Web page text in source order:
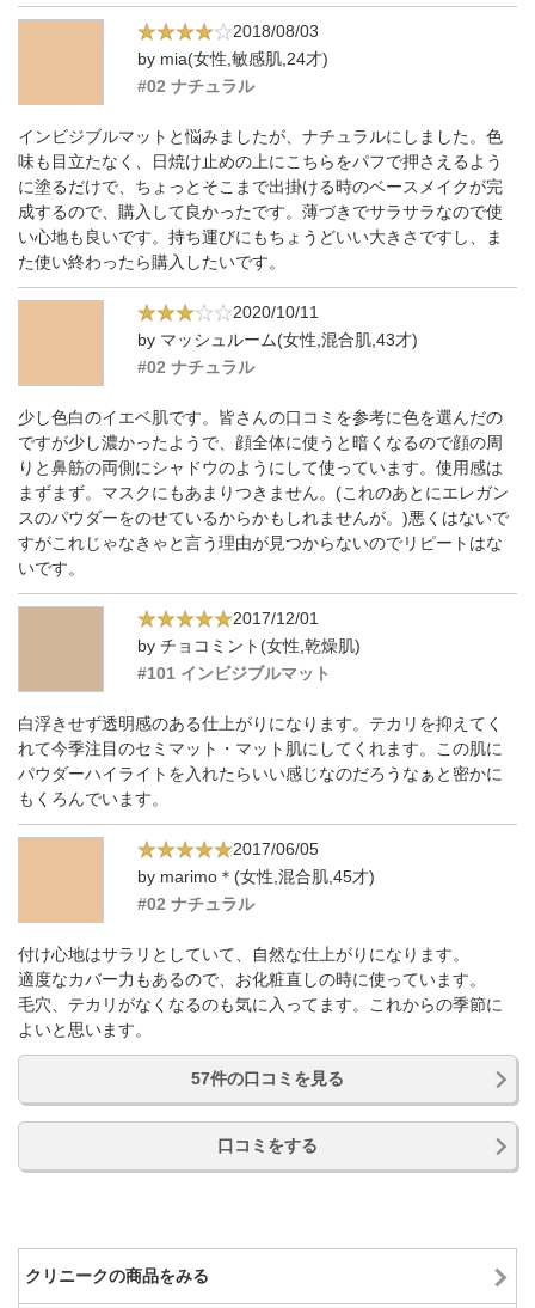
2018/08/03
by mia(女性,敏感肌,24才)
#02 ナチュラル
インビジブルマットと悩みましたが、ナチュラルにしました。色
味も目立たなく、日焼け止めの上にこちらをパフで押さえるよう
に塗るだけで、ちょっとそこまで出掛ける時のベースメイクが完
成するので、購入して良かったです。薄づきでサラサラなので使
い心地も良いです。持ち運びにもちょうどいい大きさですし、ま
た使い終わったら購入したいです。
2020/10/11
by マッシュルーム(女性,混合肌,43才)
#02 ナチュラル
少し色白のイエベ肌です。皆さんの口コミを参考に色を選んだの
ですが少し濃かったようで、顔全体に使うと暗くなるので顔の周
りと鼻筋の両側にシャドウのようにして使っています。使用感は
まずまず。マスクにもあまりつきません。(これのあとにエレガン
スのパウダーをのせているからかもしれませんが。)悪くはないで
すがこれじゃなきゃと言う理由が見つからないのでリピートはな
いです。
2017/12/01
by チョコミント(女性,乾燥肌)
#101 インビジブルマット
白浮きせず透明感のある仕上がりになります。テカリを抑えてく
れて今季注目のセミマット・マット肌にしてくれます。この肌に
パウダーハイライトを入れたらいい感じなのだろうなぁと密かに
もくろんでいます。
2017/06/05
by marimo＊(女性,混合肌,45才)
#02 ナチュラル
付け心地はサラリとしていて、自然な仕上がりになります。
適度なカバー力もあるので、お化粧直しの時に使っています。
毛穴、テカリがなくなるのも気に入ってます。これからの季節に
よいと思います。
57件の口コミを見る
口コミをする
クリニークの商品をみる